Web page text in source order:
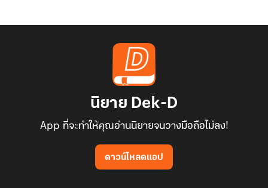
นิยาย Dek-D
App ที่จะทำให้คุณอ่านนิยายจนวางมือถือไม่ลง!
ดาวน์โหลดแอป